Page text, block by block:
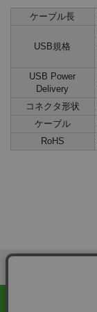
ケーブル長
USB規格
USB Power
Delivery
コネクタ形状
ケーブル
RoHS